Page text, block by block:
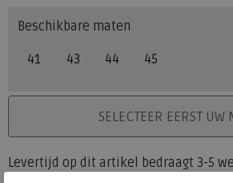
Beschikbare maten
41 43 44 45
PLAATS IN WINKELMANDSELECTEER EERST UW
Levertijd op dit artikel bedraagt 3-5